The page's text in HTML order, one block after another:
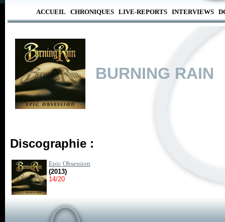
ACCUEIL CHRONIQUES LIVE-REPORTS INTERVIEWS
BURNING RAIN
Discographie :
Epic Obsession
(2013)
14/20